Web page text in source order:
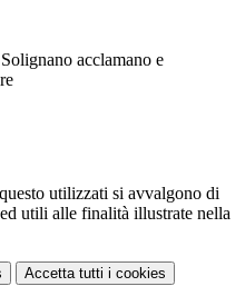
acclamano e
utilizzati si avvalgono di
utili alle finalità illustrate nella
Accetta tutti i cookies